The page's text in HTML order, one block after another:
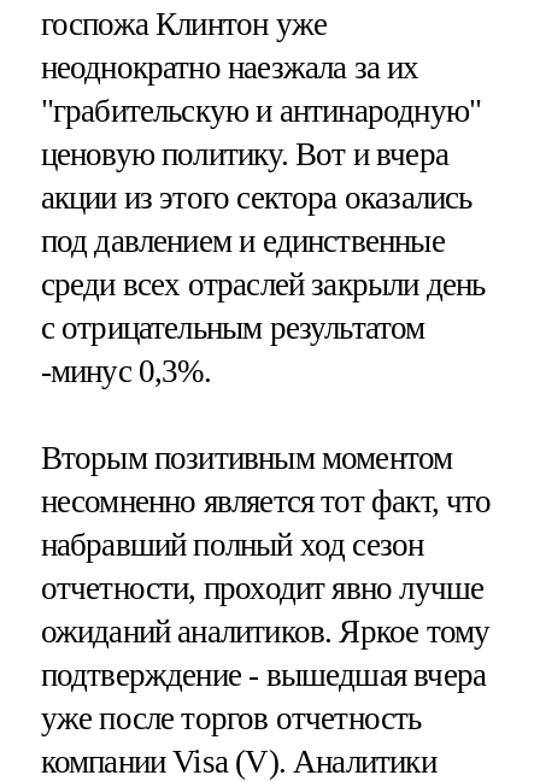
госпожа Клинтон уже
неоднократно наезжала за их
"грабительскую и антинародную"
ценовую политику. Вот и вчера
акции из этого сектора оказались
под давлением и единственные
среди всех отраслей закрыли день
с отрицательным результатом
-минус 0,3%.
Вторым позитивным моментом
несомненно является тот факт, что
набравший полный ход сезон
отчетности, проходит явно лучше
ожиданий аналитиков. Яркое тому
подтверждение - вышедшая вчера
уже после торгов отчетность
компании Visa (V). Аналитики